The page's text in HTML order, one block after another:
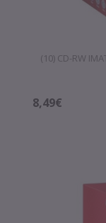
(10) CD-RW
8,49€